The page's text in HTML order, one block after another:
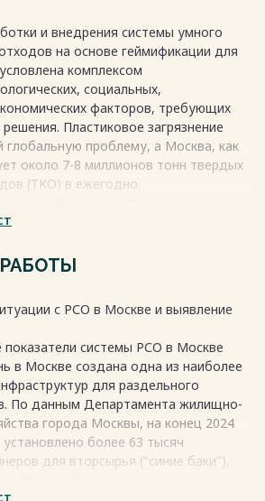
после покупки
и внедрения системы умного
на основе геймификации для
комплексом
социальных,
факторов, требующих
Пластиковое загрязнение
глобальную проблему, а Москва, как
около 7-8 миллионов тонн твердых
(ТКО) в ежегодно.
ее эффективность ограниченна
прямые стимулы для жителей и
отходами на основе данных.
после покупки
с РСО в Москве и выявление
показатели системы РСО в Москве
в Москве создана одна из наиболее
для раздельного
По данным Департамента жилищно-
города Москвы, на конец 2024
более 63 тысяч
для вторсырья ("синие баки"),